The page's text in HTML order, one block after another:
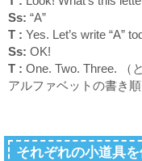
Ss: “A”
T : Yes. Let’s write “A”
Ss: OK!
T : One. Two. Three.
（
アルファベットの書き順
それぞれの小道具